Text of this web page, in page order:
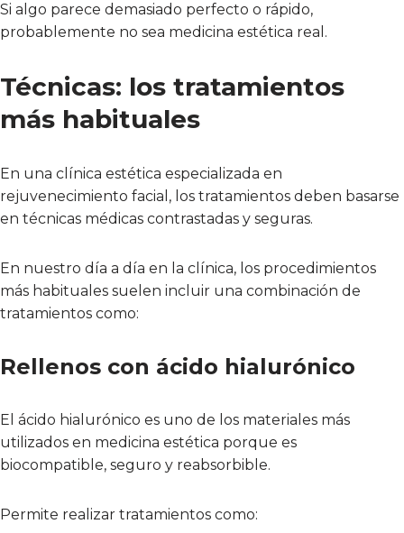
Si algo parece demasiado perfecto o rápido,
probablemente no sea medicina estética real.
Técnicas: los tratamientos
más habituales
En una clínica estética especializada en
rejuvenecimiento facial, los tratamientos deben basarse
en técnicas médicas contrastadas y seguras.
En nuestro día a día en la clínica, los procedimientos
más habituales suelen incluir una combinación de
tratamientos como:
Rellenos con ácido hialurónico
El ácido hialurónico es uno de los materiales más
utilizados en medicina estética porque es
biocompatible, seguro y reabsorbible.
Permite realizar tratamientos como: